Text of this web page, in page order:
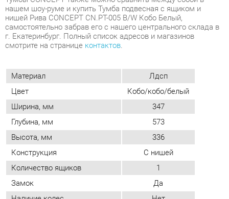
Материал
Лдсп
Цвет
Кобо/кобо/белый
Ширина, мм
347
Глубина, мм
Конструкция
С нишей
Количество ящиков
1
Замок
Да
Наличие колес
Нет
Стиль (тумбы/комоды)
Современный
Применение (тумбы/комоды)
Для стола
Форма (тумбы и комоды)
Маленькие
Материал ящиков
Лдсп